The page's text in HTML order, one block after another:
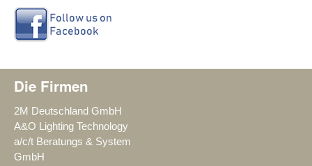
Die Firmen
2M Deutschland GmbH
A&O Lighting Technology
a/c/t Beratungs & System
GmbH